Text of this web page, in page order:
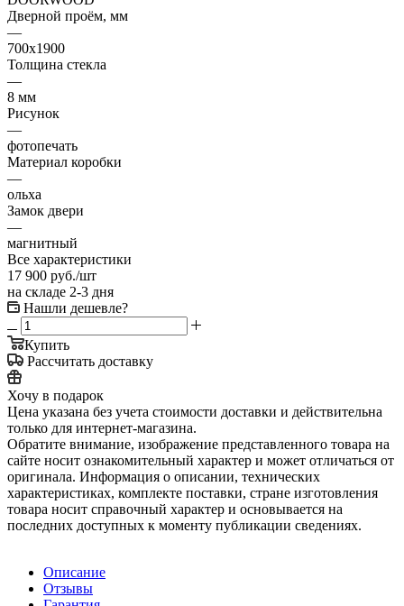
Дверной проём, мм
—
700х1900
Толщина стекла
—
8 мм
Рисунок
—
фотопечать
Материал коробки
—
ольха
Замок двери
—
магнитный
Все характеристики
17 900 руб./шт
на складе 2-3 дня
Нашли дешевле?
Купить
Рассчитать доставку
Хочу в подарок
Цена указана без учета стоимости доставки и действительна
только для интернет-магазина.
Обратите внимание, изображение представленного товара на
сайте носит ознакомительный характер и может отличаться от
оригинала. Информация о описании, технических
характеристиках, комплекте поставки, стране изготовления
товара носит справочный характер и основывается на
последних доступных к моменту публикации сведениях.
Описание
Отзывы